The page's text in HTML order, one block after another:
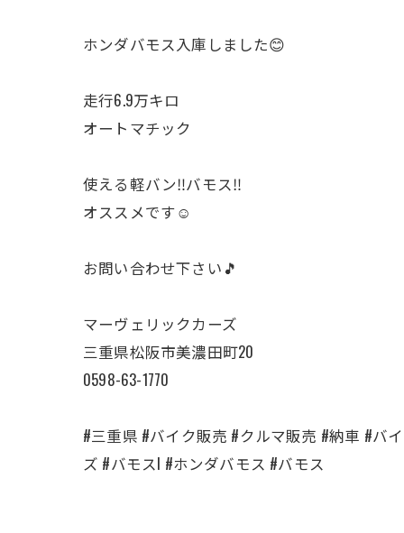
ホンダバモス入庫しました😊
走行6.9万キロ
オートマチック
使える軽バン‼️バモス‼️
オススメです☺️
お問い合わせ下さい🎵
マーヴェリックカーズ
三重県松阪市美濃田町20
0598-63-1770
#三重県 #バイク販売 #クルマ販売 #納車 #バ
ズ #バモスl #ホンダバモス #バモス